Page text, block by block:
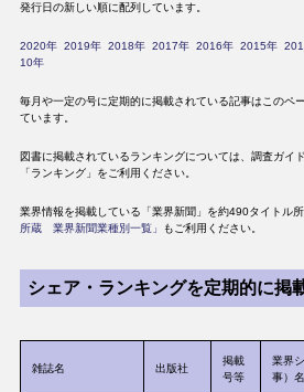
発行日の新しい順に配列しています。
2020年 2019年 2018年 2017年 2016年 2015年
10年
毎月や一定の号に定期的に掲載されている記事はこのペ
ています。
図書に掲載されているランキングについては、調査ガイド
「ランキング」をご利用ください。
業界情報を掲載している「業界新聞」を約490タイトル
所蔵 業界新聞業種別一覧」
もご利用ください。
シェア・ランキングを定期的に掲
雑誌名 出版社
掲載
号等
業界
事）名